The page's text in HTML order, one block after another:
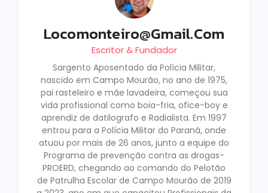
Locomonteiro@gmail.com
Escritor & Fundador
Sargento Aposentado da Polícia Militar,
nascido em Campo Mourão, no ano de 1975,
pai rasteleiro e mãe lavadeira, começou sua
vida profissional como boia-fria, ofice-boy e
aprendiz de datilografo e Radialista. Em 1997
entrou para a Polícia Militar do Paraná, onde
atuou por mais de 26 anos, junto a equipe do
Programa de prevenção contra as drogas-
PROERD, chegando ao comando do Pelotão
de Patrulha Escolar de Campo Mourão de 2019